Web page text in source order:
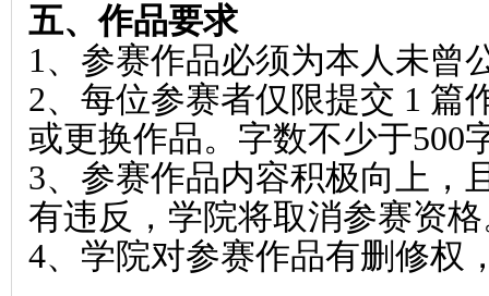
五、作品要求
1 、参赛作品必须为本人未曾
2、每位参赛者仅限提交 1 篇
或更换作品。字数不少于500
3、参赛作品内容积极向上，
有违反，学院将取消参赛资
4、学院对参赛作品有删修权